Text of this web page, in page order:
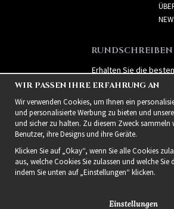
RUNDSCHREIBEN
Erhalten Sie die besten
Angebote und spannende
neue Produkte!
WIR PASSEN IHRE ERFAHRUNG AN
Wir verwenden Cookies, um Ihnen ein
und personalisierte Werbung zu bieten und
und sicher zu halten. Zu diesem Zweck
Benutzer, ihre Designs und ihre Geräte.
Klicken Sie auf „Okay“, wenn Sie alle Cookies
aus, welche Cookies Sie zulassen und welche
indem Sie unten auf „Einstellungen“ klicken.
Einstellungen